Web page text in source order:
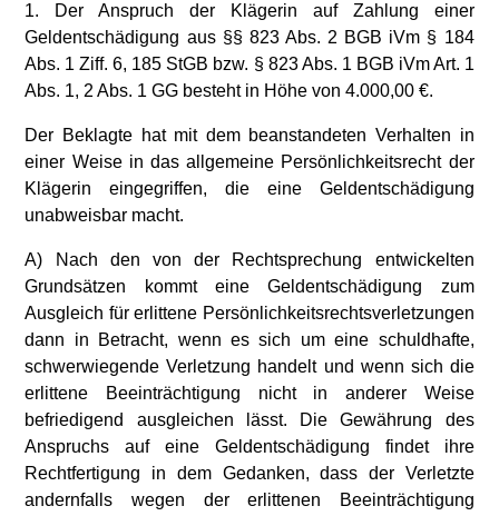
1. Der Anspruch der Klägerin auf Zahlung einer
Geldentschädigung aus §§ 823 Abs. 2 BGB iVm § 184
Abs. 1 Ziff. 6, 185 StGB bzw. § 823 Abs. 1 BGB iVm Art. 1
Abs. 1, 2 Abs. 1 GG besteht in Höhe von 4.000,00 €.
Der Beklagte hat mit dem beanstandeten Verhalten in
einer Weise in das allgemeine Persönlichkeitsrecht der
Klägerin eingegriffen, die eine Geldentschädigung
unabweisbar macht.
A) Nach den von der Rechtsprechung entwickelten
Grundsätzen kommt eine Geldentschädigung zum
Ausgleich für erlittene Persönlichkeitsrechtsverletzungen
dann in Betracht, wenn es sich um eine schuldhafte,
schwerwiegende Verletzung handelt und wenn sich die
erlittene Beeinträchtigung nicht in anderer Weise
befriedigend ausgleichen lässt. Die Gewährung des
Anspruchs auf eine Geldentschädigung findet ihre
Rechtfertigung in dem Gedanken, dass der Verletzte
andernfalls wegen der erlittenen Beeinträchtigung